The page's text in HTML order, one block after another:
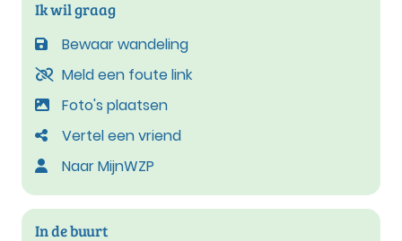
Ik wil graag
Bewaar wandeling
Meld een foute link
Foto's plaatsen
Vertel een vriend
Naar MijnWZP
In de buurt